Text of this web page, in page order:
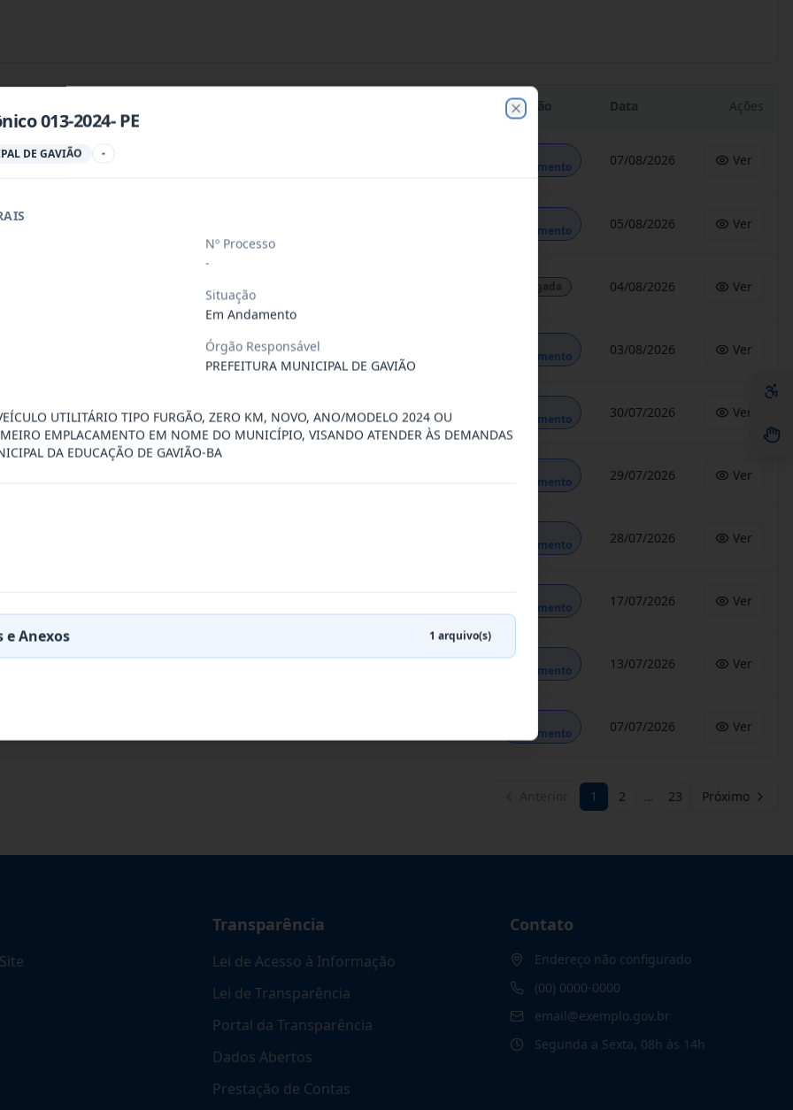
Situação Data Ações
para aquisição de gêneros alimentício
Andamento
07/08/2026 Ver
habitacionais no município de Gavi
Andamento
05/08/2026 Ver
para aquisição de gêneros alimentício ... Revogada 04/08/2026 Ver
especializada para prestação de servi...
Andamento
03/08/2026 Ver
PARA FORNECIMENTO DE AVIAMENTOS E TEC...
Andamento
30/07/2026 Ver
Andamento
29/07/2026 Ver
para o fornecimento de insumos odonto
Andamento
28/07/2026 Ver
Andamento
17/07/2026 Ver
cães e gatos para atender às eventua...
Em
Andamento
13/07/2026 Ver
FUTURA E EVENTUAL CONTRATAÇÃO DE EMPR
Andamento
07/07/2026 Ver
1 2 … 23 Próximo
Transparência
Lei de Acesso à Informação
Lei de Transparência
Portal da Transparência
Dados Abertos
Prestação de Contas
Contato
Endereço não configurado
(00) 0000-0000
email@exemplo.gov.br
Segunda a Sexta, 08h às 14h
013-2024- PE
DE GAVIÃO -
Nº Processo
-
Situação
Em Andamento
Órgão Responsável
PREFEITURA MUNICIPAL DE GAVIÃO
UTILITÁRIO TIPO FURGÃO, ZERO KM, NOVO, ANO/MODELO 2024 OU
EMPLACAMENTO EM NOME DO MUNICÍPIO, VISANDO ATENDER ÀS DEMANDAS
DA EDUCAÇÃO DE GAVIÃO-BA
e Anexos 1 arquivo(s)
Close